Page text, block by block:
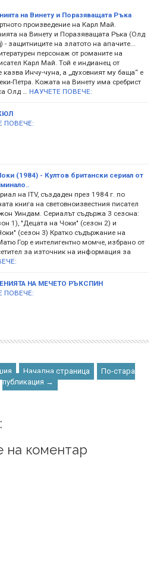
на Винету и Поразяващата Ръка
произведение на Карл Май.
на Винету и Поразяващата Ръка (Олд
- защитниците на златото на апачите...
персонаж от романите на
Карл Май. Той е индианец от
Инчу-чуна, а „духовният му баща“ е
Петра. Кожата на Винету има сребрист
Олд …
НАУЧЕТЕ ПОВЕЧЕ:
ПОВЕЧЕ:
(1984) - Култов британски сериал от
на ITV, създаден през 1984 г. по
книга на световноизвестния писател
Уиндам. Сериалът съдържа 3 сезона:
1), "Децата на Чоки" (сезон 2) и
(сезон 3) Кратко съдържание на
Гор е интелигентно момче, избрано от
за източник на информация за
НА МЕЧЕТО РЪКСПИН
ПОВЕЧЕ:
Начална страница
По-стара
публикация →
на коментар